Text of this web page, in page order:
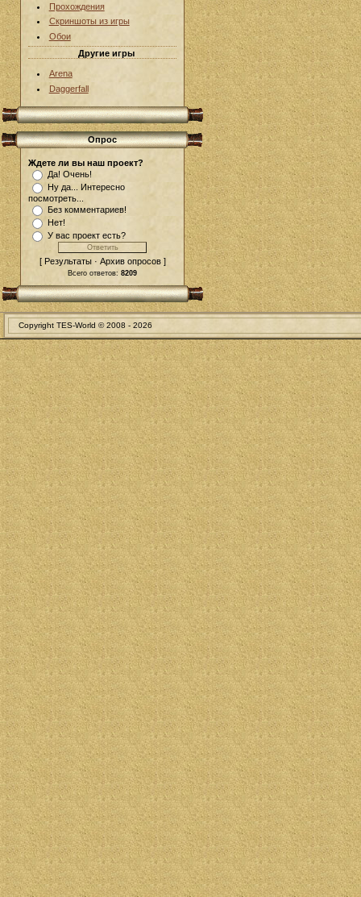
Прохождения
Скриншоты из игры
Обои
Другие игры
Arena
Daggerfall
Опрос
Ждете ли вы наш проект?
Да! Очень!
Ну да... Интересно
посмотреть...
Без комментариев!
Нет!
У вас проект есть?
[ Результаты · Архив опросов ]
Всего ответов: 8209
Copyright TES-World © 2008 - 2026